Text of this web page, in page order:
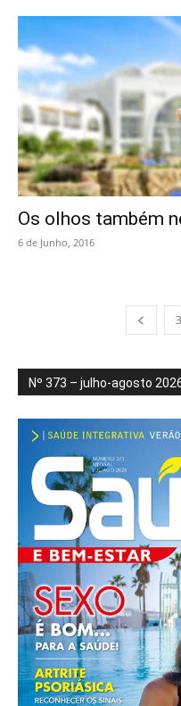
Os olhos também
6 de Junho, 2016
3
Nº 373 – julho-agosto